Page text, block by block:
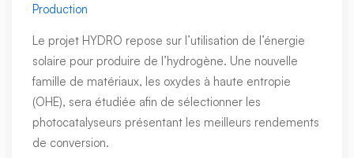
Production
Le projet HYDRO repose sur l’utilisation de l’énergie
solaire pour produire de l’hydrogène. Une nouvelle
famille de matériaux, les oxydes à haute entropie
(OHE), sera étudiée afin de sélectionner les
photocatalyseurs présentant les meilleurs rendements
de conversion.